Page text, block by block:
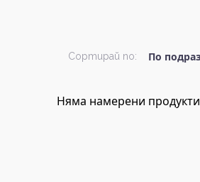
Сортирай по:
Няма намерени продукти